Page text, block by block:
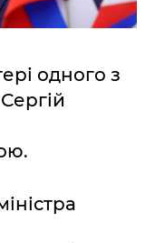
одного з